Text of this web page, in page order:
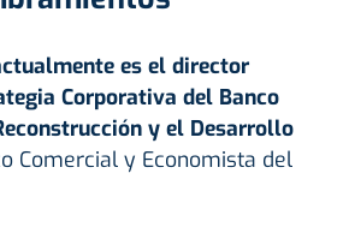
es el director
Corporativa del Banco
y el Desarrollo
Comercial y Economista del